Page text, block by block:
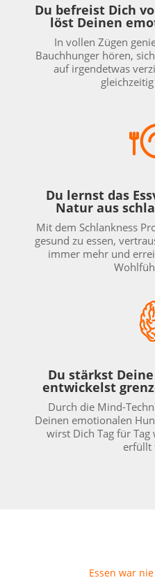
Du befreist Dich
löst Deinen
In vollen Zügen
Bauchhunger hören,
auf irgendetwas
Du lernst das
Natur aus
Mit dem Schlankness
gesund zu essen,
immer mehr und
Du stärkst
entwickelst
Durch die Mind-
Deinen emotionalen
wirst Dich Tag für
erfüllt
Essen war